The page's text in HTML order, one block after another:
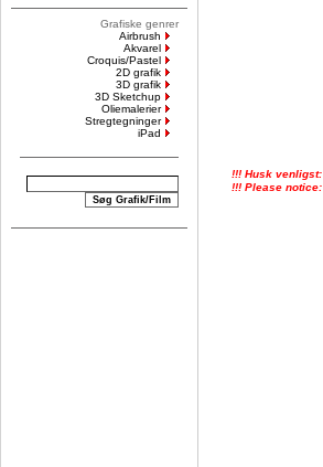
Grafiske genrer
Airbrush
Akvarel
Croquis/Pastel
2D grafik
3D grafik
3D Sketchup
Oliemalerier
Stregtegninger
iPad
!!! Husk venligst:
!!! Please notice: